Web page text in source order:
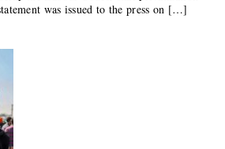
was issued to the press on […]